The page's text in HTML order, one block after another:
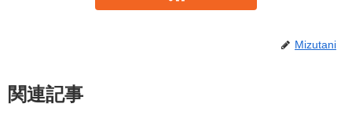
Mizutani
関連記事